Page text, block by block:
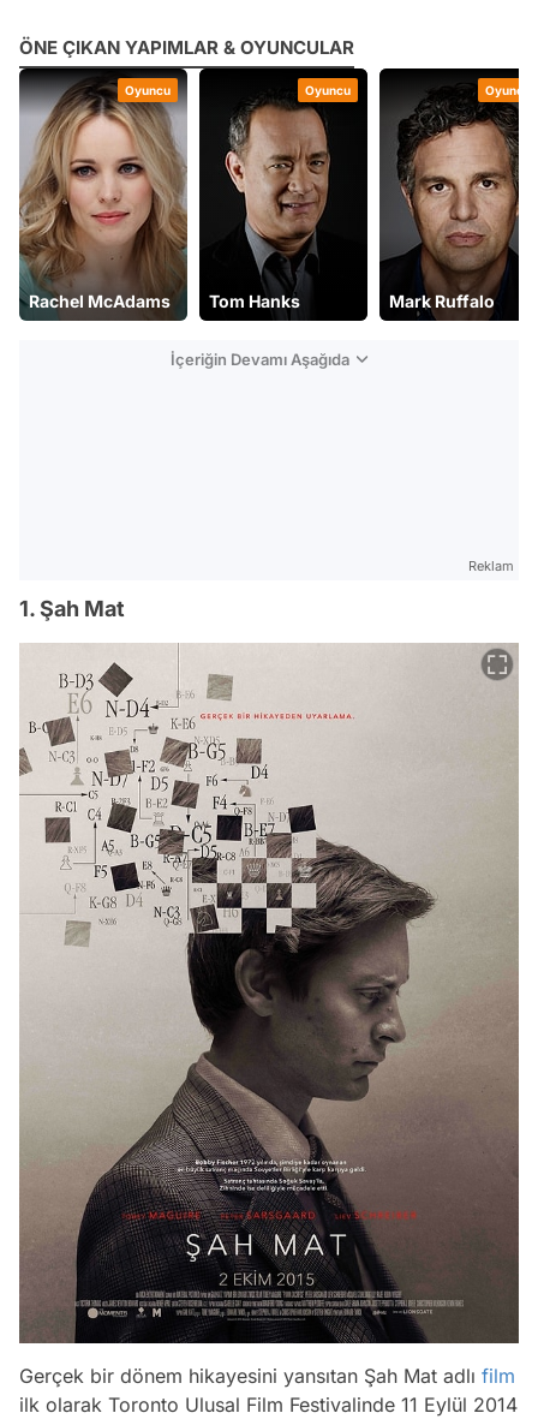
ÖNE ÇIKAN YAPIMLAR & OYUNCULAR
Oyuncu
Tom Hanks
Oyuncu
Mark Ruffalo
Oyuncu
Ed Harris
İçeriğin Devamı Aşağıda
Reklam
1. Şah Mat
Gerçek bir dönem hikayesini yansıtan Şah Mat adlı film
ilk olarak Toronto Ulusal Film Festivalinde 11 Eylül 2014